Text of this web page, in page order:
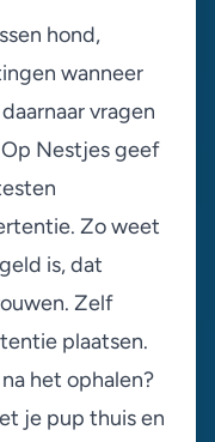
hond,
wanneer
vragen
Nestjes geef
Zo weet
is, dat
Zelf
plaatsen.
het ophalen?
je pup thuisen